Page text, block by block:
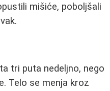
mišiće, poboljšali
tri puta nedeljno, nego
Telo se menja kroz